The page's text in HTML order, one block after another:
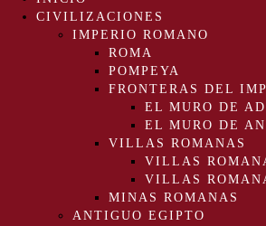
CIVILIZACIONES
IMPERIO ROMANO
ROMA
POMPEYA
FRONTERAS DEL
EL MURO DE
EL MURO DE
VILLAS ROMANAS
VILLAS
VILLAS
MINAS ROMANAS
ANTIGUO EGIPTO